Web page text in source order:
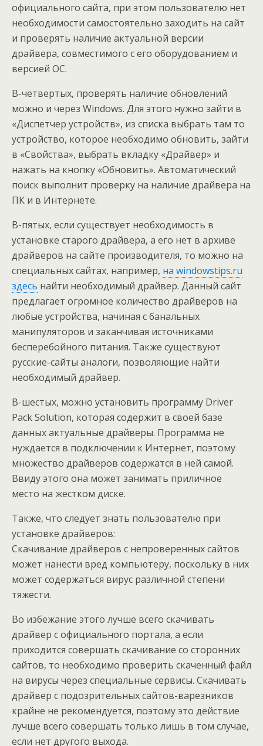
официального сайта, при этом пользователю нет
необходимости самостоятельно заходить на сайт
и проверять наличие актуальной версии
драйвера, совместимого с его оборудованием и
версией ОС.
В-четвертых, проверять наличие обновлений
можно и через Windows. Для этого нужно зайти в
«Диспетчер устройств», из списка выбрать там то
устройство, которое необходимо обновить, зайти
в «Свойства», выбрать вкладку «Драйвер» и
нажать на кнопку «Обновить». Автоматический
поиск выполнит проверку на наличие драйвера на
ПК и в Интернете.
В-пятых, если существует необходимость в
установке старого драйвера, а его нет в архиве
драйверов на сайте производителя, то можно на
специальных сайтах, например, на windowstips.ru
здесь найти необходимый драйвер. Данный сайт
предлагает огромное количество драйверов на
любые устройства, начиная с банальных
манипуляторов и заканчивая источниками
бесперебойного питания. Также существуют
русские-сайты аналоги, позволяющие найти
необходимый драйвер.
В-шестых, можно установить программу Driver
Pack Solution, которая содержит в своей базе
данных актуальные драйверы. Программа не
нуждается в подключении к Интернет, поэтому
множество драйверов содержатся в ней самой.
Ввиду этого она может занимать приличное
место на жестком диске.
Также, что следует знать пользователю при
установке драйверов:
Скачивание драйверов с непроверенных сайтов
может нанести вред компьютеру, поскольку в них
может содержаться вирус различной степени
тяжести.
Во избежание этого лучше всего скачивать
драйвер с официального портала, а если
приходится совершать скачивание со сторонних
сайтов, то необходимо проверить скаченный файл
на вирусы через специальные сервисы. Скачивать
драйвер с подозрительных сайтов-варезников
крайне не рекомендуется, поэтому это действие
лучше всего совершать только лишь в том случае,
если нет другого выхода.